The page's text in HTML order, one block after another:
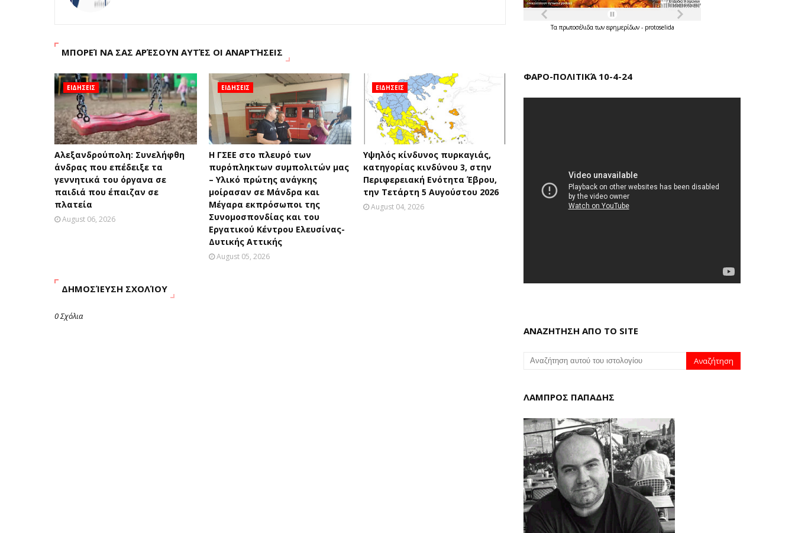
ΜΠΟΡΕΊ ΝΑ ΣΑΣ ΑΡΈΣΟΥΝ ΑΥΤΈΣ ΟΙ ΑΝΑΡΤΉΣΕΙΣ
ΕΙΔΗΣΕΙΣ
Αλεξανδρούπολη: Συνελήφθη
άνδρας που επέδειξε τα
γεννητικά του όργανα σε
παιδιά που έπαιζαν σε
πλατεία
August 06, 2026
ΕΙΔΗΣΕΙΣ
H ΓΣΕΕ στο πλευρό των
πυρόπληκτων συμπολιτών μας
– Υλικό πρώτης ανάγκης
μοίρασαν σε Μάνδρα και
Μέγαρα εκπρόσωποι της
Συνομοσπονδίας και του
Εργατικού Κέντρου Ελευσίνας-
Δυτικής Αττικής
August 05, 2026
ΕΙΔΗΣΕΙΣ
Υψηλός κίνδυνος πυρκαγιάς,
κατηγορίας κινδύνου 3, στην
Περιφερειακή Ενότητα Έβρου,
την Τετάρτη 5 Αυγούστου 2026
August 04, 2026
ΔΗΜΟΣΊΕΥΣΗ ΣΧΟΛΊΟΥ
0 Σχόλια
Τα πρωτοσέλιδατων εφημερίδων - protoselida
ΦΑΡΟ-ΠΟΛΙΤΙΚΆ 10-4-24
ΑΝΑΖΗΤΗΣΗ ΑΠΟ ΤΟ SITE
ΛΑΜΠΡΟΣ ΠΑΠΑΔΗΣ